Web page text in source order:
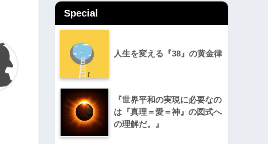
Special
人生を変える『38』の黄金律
『世界平和の実現に必要なの
は『真理＝愛＝神』の図式へ
の理解だ。』